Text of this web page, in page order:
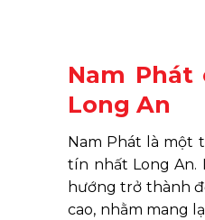
Nam
Long An
Nam Phát là một
tín nhất Long An.
hướng trở thành
cao, nhằm mang